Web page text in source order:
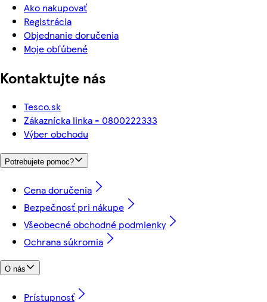
Ako nakupovať
Registrácia
Objednanie doručenia
Moje obľúbené
Kontaktujte nás
Tesco.sk
Zákaznícka linka - 0800222333
Výber obchodu
Potrebujete pomoc?
Cena doručenia
Bezpečnosť pri nákupe
Všeobecné obchodné podmienky
Ochrana súkromia
O nás
Prístupnosť